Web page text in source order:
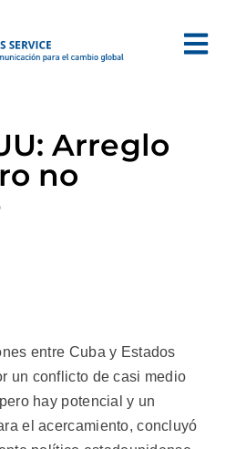
Arreglo
no
entre Cuba y Estados
un conflicto de casi medio
hay potencial y un
el acercamiento, concluyó